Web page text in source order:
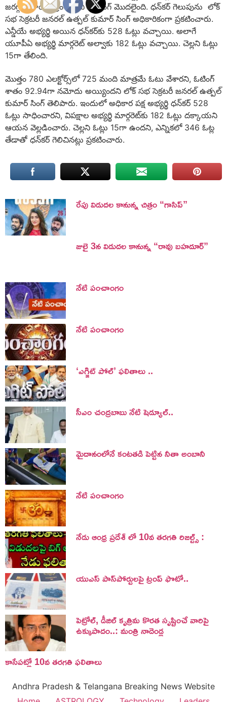
జరగ్గా.. సాయంత్రం నుంచి కౌంటింగ్‌ మొదలైంది. ధన్‌కర్‌ గెలుపును లోక్‌
సభ సెక్రటరీ జనరల్‌ ఉత్పల్‌ కుమార్‌ సింగ్‌ అధికారికంగా ప్రకటించారు.
ఎన్డీయే అభ్యర్థి అయిన ధన్‌కర్‌కు 528 ఓట్లు వచ్చాయి. అలాగే
యూపీఏ అభ్యర్థి మార్గరెట్‌ అల్వాకు 182 ఓట్లు వచ్చాయి. చెల్లని ఓట్లు
15గా తేలింది.
మొత్తం 780 ఎలక్టోర్స్‌లో 725 మంది మాత్రమే ఓటు వేశారని, ఓటింగ్‌
శాతం 92.94గా నమోదు అయ్యిందని లోక్‌ సభ సెక్రటరీ జనరల్‌ ఉత్పల్‌
కుమార్‌ సింగ్‌ తెలిపారు. ఇందులో అధికార పక్ష అభ్యర్థి ధన్‌కర్‌ 528
ఓట్లు సాధించారని, విపక్షాల అభ్యర్థి మార్గరెట్‌కు 182 ఓట్లు దక్కాయని
ఆయన వెల్లడించారు. చెల్లని ఓట్లు 15గా ఉందని, ఎన్నికలో 346 ఓట్ల
తేడాతో ధన్‌కర్‌ గెలిచినట్లు ప్రకటించారు.
రేపు విడుదల కానున్న చిత్రం “గాసిప్”
జులై 3న విడుదల కానున్న “రావు బహదూర్”
నేటి పంచాంగం
నేటి పంచాంగం
‘ఎగ్జిట్ పోల్’ ఫలితాలు ..
సీఎం చంద్రబాబు నేటి షెడ్యూల్..
మైదానంలోనే కంటతడి పెట్టిన నీతా అంబానీ
నేటి పంచాంగం
నేడు ఆంధ్ర ప్రదేశ్ లో 10వ తరగతి రిజల్ట్స్ :
యుఎస్ పాస్‌పోర్టులపై ట్రంప్‌ ఫొటో..
పెట్రోల్, డీజిల్ కృత్రిమ కొరత సృష్టించే వారిపై
ఉక్కుపాదం..: మంత్రి నాదెండ్ల
కాసేపట్లో 10వ తరగతి ఫలితాలు
Andhra Pradesh & Telangana Breaking News Website